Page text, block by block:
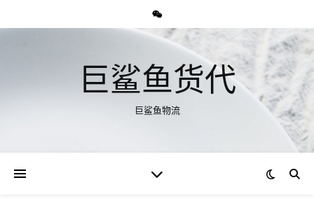
巨鲨鱼货代
巨鲨鱼物流